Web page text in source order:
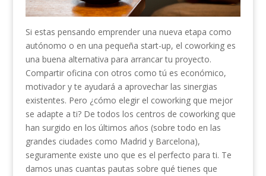
Si estas pensando emprender una nueva etapa como
autónomo o en una pequeña start-up, el coworking es
una buena alternativa para arrancar tu proyecto.
Compartir oficina con otros como tú es económico,
motivador y te ayudará a aprovechar las sinergias
existentes. Pero ¿cómo elegir el coworking que mejor
se adapte a ti? De todos los centros de coworking que
han surgido en los últimos años (sobre todo en las
grandes ciudades como Madrid y Barcelona),
seguramente existe uno que es el perfecto para ti. Te
damos unas cuantas pautas sobre qué tienes que